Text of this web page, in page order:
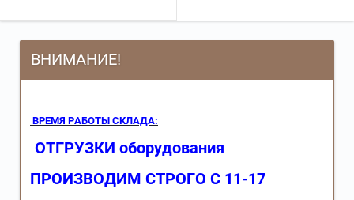
ВНИМАНИЕ!
ВРЕМЯ РАБОТЫ СКЛАДА:
ОТГРУЗКИ оборудования
ПРОИЗВОДИМ СТРОГО С 11-17